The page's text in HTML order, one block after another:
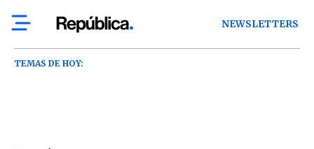
NEWSLETTERS
TEMAS DE HOY: